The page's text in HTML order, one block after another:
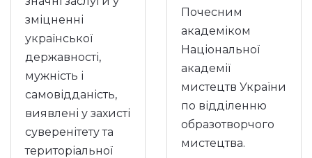
зміцненні
української
державності,
мужність і
самовідданість,
виявлені у захисті
суверенітету та
територіальної
Почесним
академіком
Національної
академії
мистецтв України
по відділенню
образотворчого
мистецтва.